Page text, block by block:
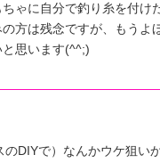
ゃに自分で釣り糸を付け
方は残念ですが、もうよ
思います(^^;)
DIYで）なんかウケ狙い